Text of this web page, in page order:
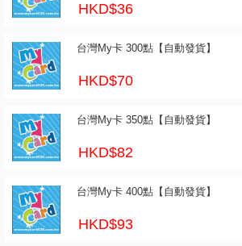
HKD$36
台灣My卡 300點【自動發貨】
HKD$70
台灣My卡 350點【自動發貨】
HKD$82
台灣My卡 400點【自動發貨】
HKD$93